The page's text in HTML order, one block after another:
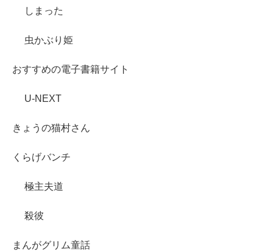
しまった
虫かぶり姫
おすすめの電子書籍サイト
U-NEXT
きょうの猫村さん
くらげバンチ
極主夫道
殺彼
まんがグリム童話